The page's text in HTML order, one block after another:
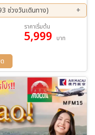
ช่วงวันเดินทาง)
08 ส.ค. 69 - 10 ส.ค. 69
12 ส.ค. 69 - 14 ส.ค. 69
14 ส.ค. 69 - 16 ส.ค. 69
ส.ค. 69 - 18 ส.ค. 69
ส.ค. 69 - 22 ส.ค. 69
ส.ค. 69 - 24 ส.ค. 69
ส.ค. 69 - 28 ส.ค. 69
ส.ค. 69 - 30 ส.ค. 69
ส.ค. 69 - 01 ก.ย. 69
ก.ย. 69 - 03 ก.ย. 69
ก.ย. 69 - 05 ก.ย. 69
ราคาเริ่มต้น
5,999 บาท